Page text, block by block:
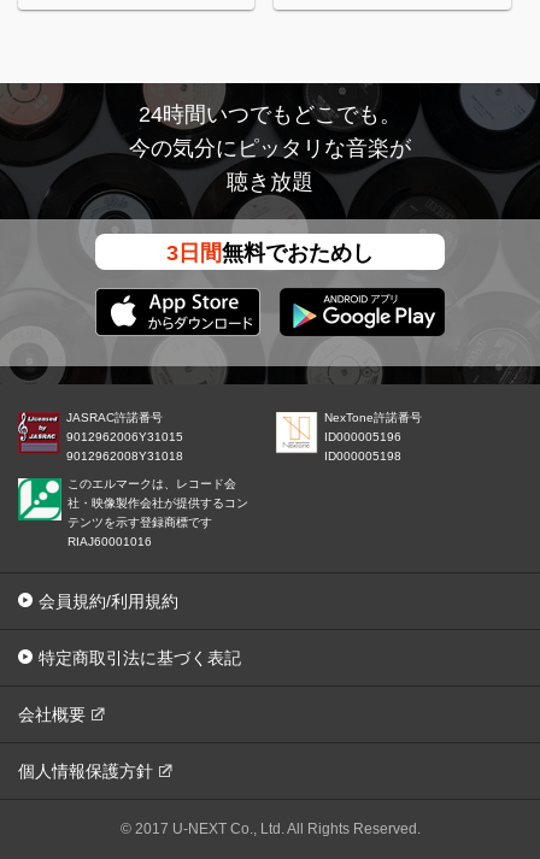
24時間いつでもどこでも。
今の気分にピッタリな音楽が
聴き放題
3日間無料でおためし
JASRAC許諾番号
9012962006Y31015
9012962008Y31018
NexTone許諾番号
ID000005196
ID000005198
このエルマークは、レコード会
社・映像製作会社が提供するコン
テンツを示す登録商標です
RIAJ60001016
会員規約/利用規約
特定商取引法に基づく表記
会社概要
個人情報保護方針
© 2017 U-NEXT Co., Ltd. All Rights Reserved.